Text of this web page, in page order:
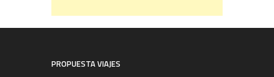
PROPUESTA VIAJES